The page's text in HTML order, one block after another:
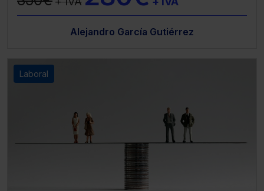
Alejandro García Gutiérrez
Laboral